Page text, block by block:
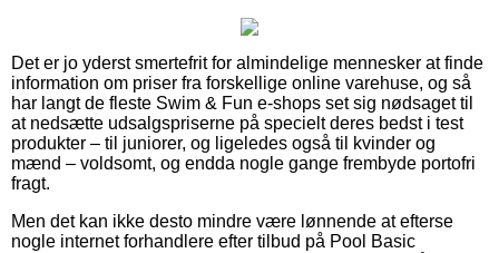
Det er jo yderst smertefrit for almindelige mennesker at finde
information om priser fra forskellige online varehuse, og så
har langt de fleste Swim & Fun e-shops set sig nødsaget til
at nedsætte udsalgspriserne på specielt deres bedst i test
produkter – til juniorer, og ligeledes også til kvinder og
mænd – voldsomt, og endda nogle gange frembyde portofri
fragt.
Men det kan ikke desto mindre være lønnende at efterse
nogle internet forhandlere efter tilbud på Pool Basic